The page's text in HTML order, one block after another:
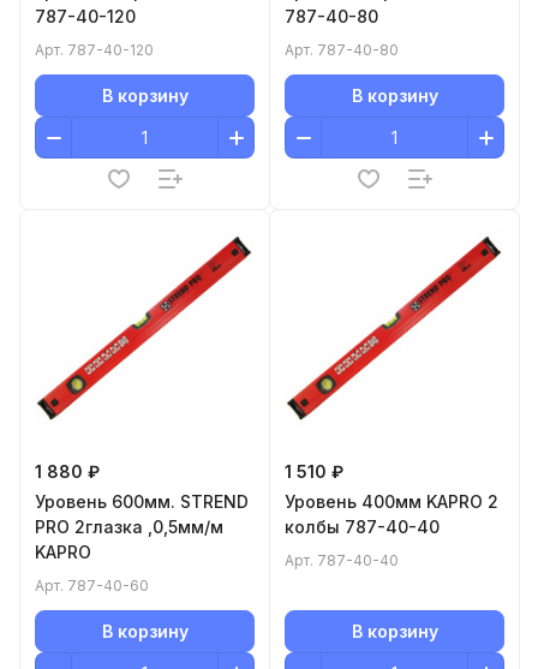
787-40-120
Арт. 787-40-120
В корзину
787-40-80
Арт. 787-40-80
В корзину
1 880 ₽
Уровень 600мм. STREND
PRO 2глазка ,0,5мм/м
KAPRO
Арт. 787-40-60
В корзину
1 510 ₽
Уровень 400мм KAPRO 2
колбы 787-40-40
Арт. 787-40-40
В корзину